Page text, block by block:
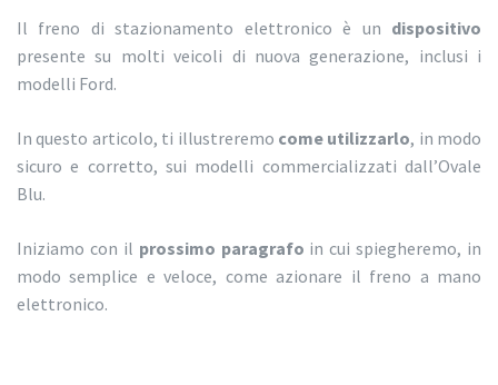
Il freno di stazionamento elettronico è un dispositivo
presente su molti veicoli di nuova generazione, inclusi i
modelli Ford.
In questo articolo, ti illustreremo come utilizzarlo, in modo
sicuro e corretto, sui modelli commercializzati dall’Ovale
Blu.
Iniziamo con il prossimo paragrafo in cui spiegheremo, in
modo semplice e veloce, come azionare il freno a mano
elettronico.